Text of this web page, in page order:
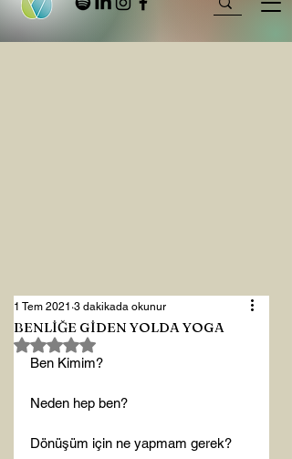
BENLİĞE GİDEN YOLDA YOGA
1 Tem 2021 3 dakikada okunur
5 üzerinden NaN yıldız
Ben Kimim?
Neden hep ben?
Dönüşüm için ne yapmam gerek?